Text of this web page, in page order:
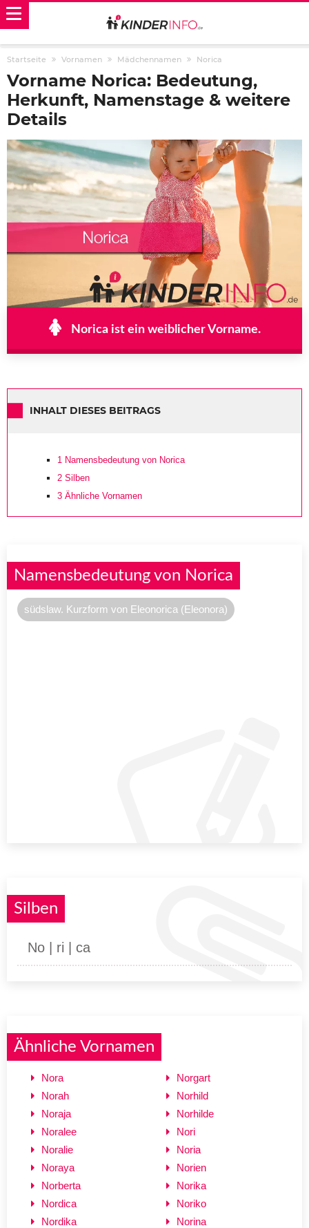
Startseite Vornamen Mädchennamen Norica
Vorname Norica: Bedeutung,
Herkunft, Namenstage & weitere
Details
Norica ist ein weiblicher Vorname.
INHALT DIESES BEITRAGS
1 Namensbedeutung von Norica
2 Silben
3 Ähnliche Vornamen
Namensbedeutung von Norica
südslaw. Kurzform von Eleonorica (Eleonora)
Silben
No | ri | ca
Ähnliche Vornamen
Nora
Norah
Noraja
Noralee
Noralie
Noraya
Norberta
Nordica
Nordika
Norgart
Norhild
Norhilde
Nori
Noria
Norien
Norika
Noriko
Norina